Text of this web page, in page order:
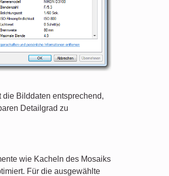
Bilddaten entsprechend,
Detailgrad zu
wie Kacheln des Mosaiks
Für die ausgewählte